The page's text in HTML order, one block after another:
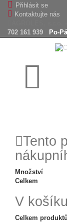
Přihlásit se
Kontaktujte nás
702 161 939
Po-
Tento
Množství
Celkem
V
Celkem